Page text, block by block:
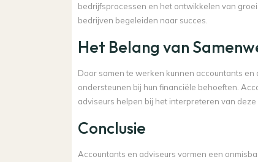
bedrijfsprocessen en het ontwikkelen van
bedrijven begeleiden naar succes.
Het Belang van
Door samen te werken kunnen accountants
ondersteunen bij hun financiële behoeften.
adviseurs helpen bij het interpreteren van
Conclusie
Accountants en adviseurs vormen een